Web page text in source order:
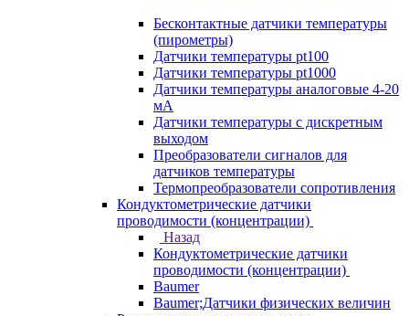
Бесконтактные датчики температуры
(пирометры)
Датчики температуры pt100
Датчики температуры pt1000
Датчики температуры аналоговые 4-20
мА
Датчики температуры с дискретным
выходом
Преобразователи сигналов для
датчиков температуры
Термопреобразователи сопротивления
Кондуктометрические датчики
проводимости (концентрации)
Назад
Кондуктометрические датчики
проводимости (концентрации)
Baumer
Baumer;Датчики физических величин